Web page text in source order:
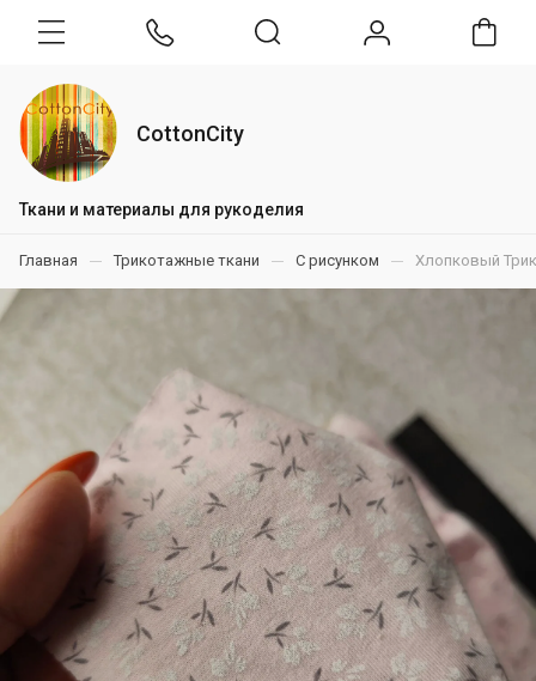
CottonCity
Ткани и материалы для рукоделия
Главная Трикотажные ткани С рисунком Хлопковый